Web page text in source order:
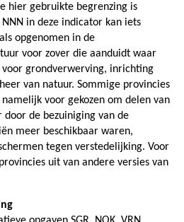
hier gebruikte begrenzing is
in deze indicator kan iets
opgenomen in de
voor zover die aanduidt waar
grondverwerving, inrichting
van natuur. Sommige provincies
voor gekozen om delen van
door de bezuiniging van de
meer beschikbaar waren,
tegen verstedelijking. Voor
uit van andere versies van